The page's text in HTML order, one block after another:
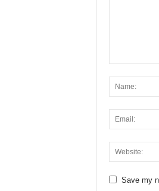
Save my